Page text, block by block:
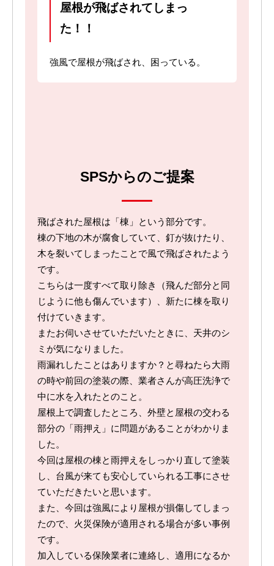
屋根が飛ばされてしまっ
た！！
強風で屋根が飛ばされ、困っている。
SPSからのご提案
飛ばされた屋根は「棟」という部分です。
棟の下地の木が腐食していて、釘が抜けたり、
木を裂いてしまったことで風で飛ばされたよう
です。
こちらは一度すべて取り除き（飛んだ部分と同
じように他も傷んでいます）、新たに棟を取り
付けていきます。
またお伺いさせていただいたときに、天井のシ
ミが気になりました。
雨漏れしたことはありますか？と尋ねたら大雨
の時や前回の塗装の際、業者さんが高圧洗浄で
中に水を入れたとのこと。
屋根上で調査したところ、外壁と屋根の交わる
部分の「雨押え」に問題があることがわかりま
した。
今回は屋根の棟と雨押えをしっかり直して塗装
し、台風が来ても安心していられる工事にさせ
ていただきたいと思います。
また、今回は強風により屋根が損傷してしまっ
たので、火災保険が適用される場合が多い事例
です。
加入している保険業者に連絡し、適用になるか